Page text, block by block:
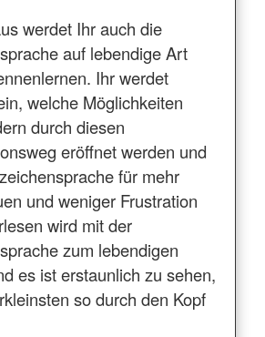
werdet Ihr auch die
auf lebendige Art
Ihr werdet
welche Möglichkeiten
durch diesen
eröffnet werden und
für mehr
und weniger Frustration
wird mit der
zum lebendigen
es ist erstaunlich zu sehen,
so durch den Kopf